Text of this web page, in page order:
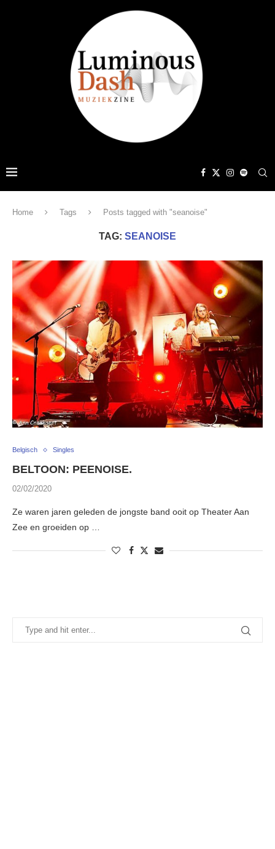
Home Tags Posts tagged with "seanoise"
TAG: SEANOISE
Belgisch Singles
BELTOON: PEENOISE.
02/02/2020
Ze waren jaren geleden de jongste band ooit op Theater Aan
Zee en groeiden op …